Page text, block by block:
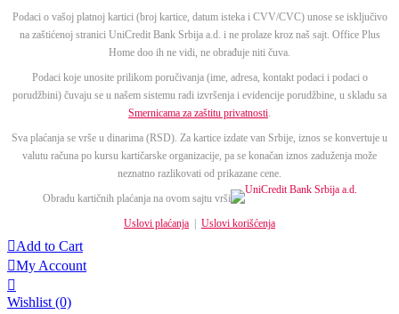
Podaci o vašoj platnoj kartici (broj kartice, datum isteka i CVV/CVC) unose se isključivo
na zaštićenoj stranici UniCredit Bank Srbija a.d. i ne prolaze kroz naš sajt. Office Plus
Home doo ih ne vidi, ne obrađuje niti čuva.
Podaci koje unosite prilikom poručivanja (ime, adresa, kontakt podaci i podaci o
porudžbini) čuvaju se u našem sistemu radi izvršenja i evidencije porudžbine, u skladu sa
Smernicama za zaštitu privatnosti.
Sva plaćanja se vrše u dinarima (RSD). Za kartice izdate van Srbije, iznos se konvertuje u
valutu računa po kursu kartičarske organizacije, pa se konačan iznos zaduženja može
neznatno razlikovati od prikazane cene.
Obradu kartičnih plaćanja na ovom sajtu vrši
Uslovi plaćanja
Uslovi korišćenja
Add to Cart
My Account

Wishlist (0)